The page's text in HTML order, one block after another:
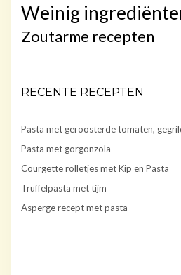
Weinig
Zoutarme recepten
RECENTE RECEPTEN
Pasta met geroosterde tomaten,
Pasta met gorgonzola
Courgette rolletjes met Kip en Pasta
Truffelpasta met tijm
Asperge recept met pasta